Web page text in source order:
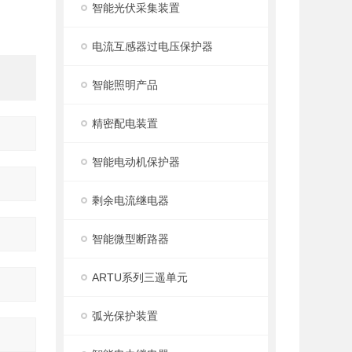
智能光伏采集装置
电流互感器过电压保护器
智能照明产品
精密配电装置
智能电动机保护器
剩余电流继电器
智能微型断路器
ARTU系列三遥单元
弧光保护装置